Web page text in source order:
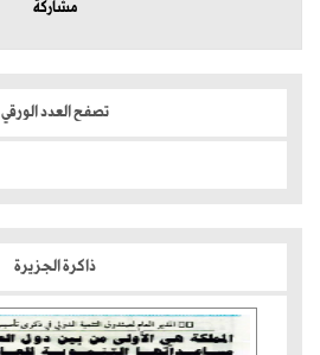
مشاركة
تصفح العدد الورقي
ذاكرة الجزيرة